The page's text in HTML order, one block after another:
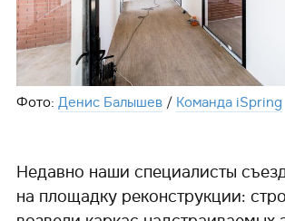
Фото: Денис Балышев/ Команда iSpring
Недавно наши специалисты
на площадку реконструкции: